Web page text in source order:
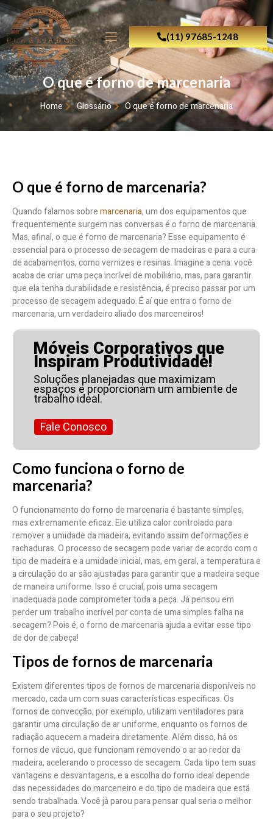
(11) 97685-1248
O que é forno de marcenaria
Home Glossário O que é forno de marcenaria
O que é forno de marcenaria?
Quando falamos sobremarcenaria, um dos equipamentos que
frequentemente surgem nas conversas é o forno de marcenaria.
Mas, afinal, o que é forno de marcenaria? Esse equipamento é
essencial para o processo de secagem de madeiras e para a cura
de acabamentos, como vernizes e resinas. Imagine a cena: você
acaba de criar uma peça incrível de mobiliário, mas, para garantir
que ela tenha durabilidade e resistência, é preciso passar por um
processo de secagem adequado. É aí que entra o forno de
marcenaria, um verdadeiro aliado dos marceneiros!
Móveis Corporativos que
Inspiram Produtividade!
Soluções planejadas que maximizam
espaços e proporcionam um ambiente de
trabalho ideal.
Fale Conosco
Como funciona o forno de
marcenaria?
O funcionamento do forno de marcenaria é bastante simples,
mas extremamente eficaz. Ele utiliza calor controlado para
remover a umidade da madeira, evitando assim deformações e
rachaduras. O processo de secagem pode variar de acordo com o
tipo de madeira e a umidade inicial, mas, em geral, a temperatura e
a circulação do ar são ajustadas para garantir que a madeira seque
de maneira uniforme. Isso é crucial, pois uma secagem
inadequada pode comprometer toda a peça. Já pensou em
perder um trabalho incrível por conta de uma simples falha na
secagem? Pois é, o forno de marcenaria ajuda a evitar esse tipo
de dor de cabeça!
Tipos de fornos de marcenaria
Existem diferentes tipos de fornos de marcenaria disponíveis no
mercado, cada um com suas características específicas. Os
fornos de convecção, por exemplo, utilizam ventiladores para
garantir uma circulação de ar uniforme, enquanto os fornos de
radiação aquecem a madeira diretamente. Além disso, há os
fornos de vácuo, que funcionam removendo o ar ao redor da
madeira, acelerando o processo de secagem. Cada tipo tem suas
vantagens e desvantagens, e a escolha do forno ideal depende
das necessidades do marceneiro e do tipo de madeira que está
sendo trabalhada. Você já parou para pensar qual seria o melhor
para o seu projeto?